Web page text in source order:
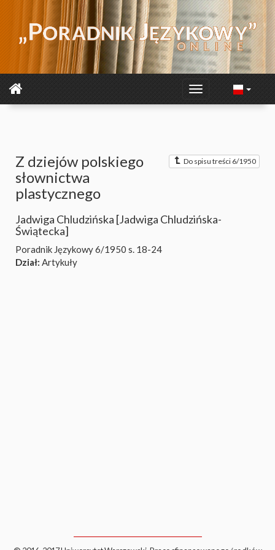
Do spisu treści 6/1950
Z dziejów polskiego
słownictwa
plastycznego
Jadwiga Chludzińska [Jadwiga Chludzińska-
Świątecka]
Poradnik Językowy 6/1950 s. 18-24
Dział: Artykuły